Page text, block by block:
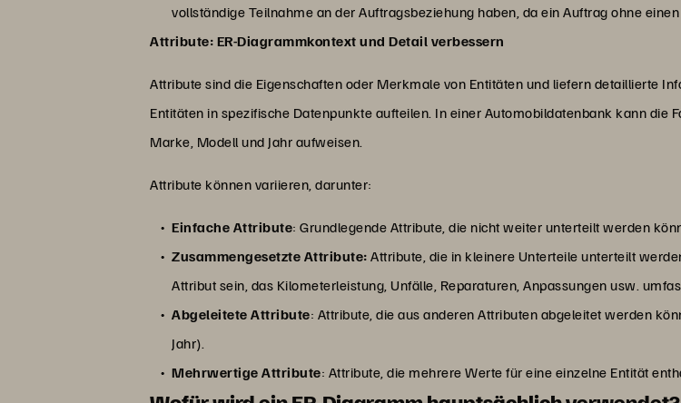
vollständige Teilnahme an der Auftragsbeziehung haben, da ein Auftrag ohne
Attribute: ER-Diagrammkontext und Detail verbessern
Attribute sind die Eigenschaften oder Merkmale von Entitäten und liefern detaillierte
Entitäten in spezifische Datenpunkte aufteilen. In einer Automobildatenbank kann die
Marke, Modell und Jahr aufweisen.
Attribute können variieren, darunter:
Einfache Attribute: Grundlegende Attribute, die nicht weiter unterteilt werden
Zusammengesetzte Attribute: Attribute, die in kleinere Unterteile unterteilt
Attribut sein, das Kilometerleistung, Unfälle, Reparaturen, Anpassungen usw.
Abgeleitete Attribute: Attribute, die aus anderen Attributen abgeleitet werden
Jahr).
Mehrwertige Attribute: Attribute, die mehrere Werte für eine einzelne Entität